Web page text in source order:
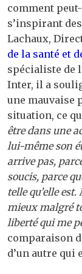
comment
s’inspirant
Lachaux,
de la santé et
spécialiste de
Inter, il a
une mauvaise
situation, ce
être dans une
lui-même son
arrive pas,
soucis, parce
telle qu’elle
mieux malgré
liberté qui me
comparaison
d’un autre qui